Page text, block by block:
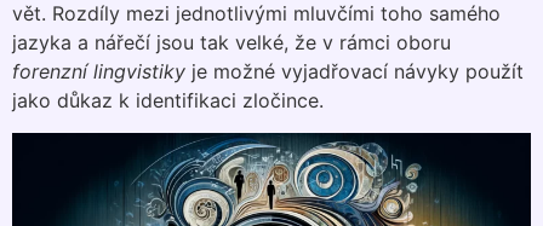
vět. Rozdíly mezi jednotlivými mluvčími toho samého
jazyka a nářečí jsou tak velké, že v rámci oboru
forenzní lingvistiky je možné vyjadřovací návyky použít
jako důkaz k identifikaci zločince.